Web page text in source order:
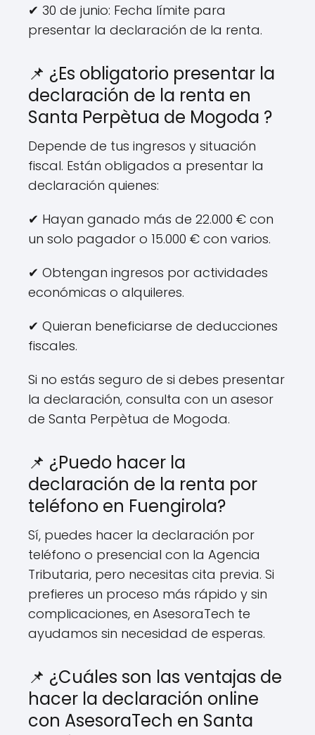
✔ 30 de junio: Fecha límite para
presentar la declaración de la renta.
📌 ¿Es obligatorio presentar la
declaración de la renta en
Santa Perpètua de Mogoda ?
Depende de tus ingresos y situación
fiscal. Están obligados a presentar la
declaración quienes:
✔ Hayan ganado más de 22.000 € con
un solo pagador o 15.000 € con varios.
✔ Obtengan ingresos por actividades
económicas o alquileres.
✔ Quieran beneficiarse de deducciones
fiscales.
Si no estás seguro de si debes presentar
la declaración, consulta con un asesor
de Santa Perpètua de Mogoda.
📌 ¿Puedo hacer la
declaración de la renta por
teléfono en Fuengirola?
Sí, puedes hacer la declaración por
teléfono o presencial con la Agencia
Tributaria, pero necesitas cita previa. Si
prefieres un proceso más rápido y sin
complicaciones, en AsesoraTech te
ayudamos sin necesidad de esperas.
📌 ¿Cuáles son las ventajas de
hacer la declaración online
con AsesoraTech en Santa